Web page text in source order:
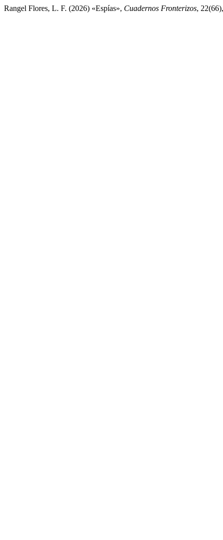
Rangel Flores, L. F. (2026) «Espías», Cuadernos Fronterizos,